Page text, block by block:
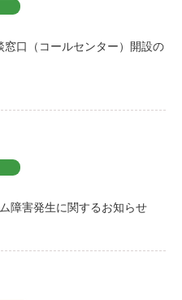
口（コールセンター）開設の
障害発生に関するお知らせ